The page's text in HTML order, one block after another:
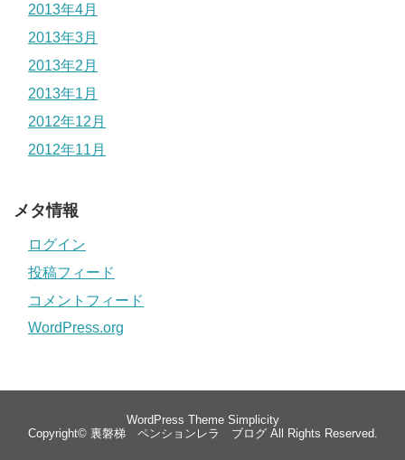
2013年4月
2013年3月
2013年2月
2013年1月
2012年12月
2012年11月
メタ情報
ログイン
投稿フィード
コメントフィード
WordPress.org
WordPress Theme Simplicity
Copyright© 裏磐梯 ペンションレラ ブログAll Rights Reserved.